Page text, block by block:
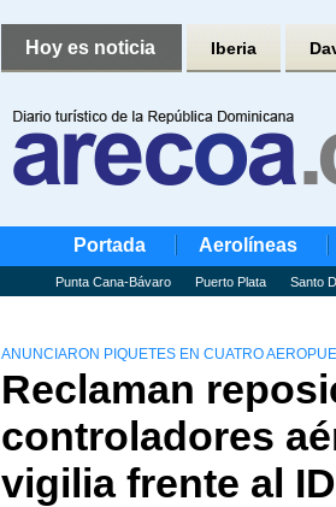
Hoy es noticia Iberia
Portada Aerolíneas
Punta Cana-Bávaro Puerto Plata Santo
ANUNCIARON PIQUETES EN CUATRO
Reclaman
controladores
vigilia frente al